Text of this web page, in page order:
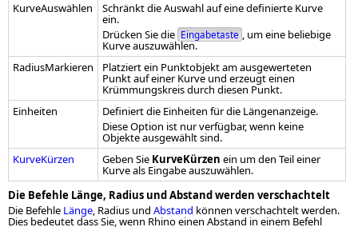
KurveAuswählen
Schränkt die Auswahl auf eine definierte Kurve
ein.
Drücken Sie die Eingabetaste , um eine beliebige
Kurve auszuwählen.
RadiusMarkieren
Platziert ein Punktobjekt am ausgewerteten
Punkt auf einer Kurve und erzeugt einen
Krümmungskreis durch diesen Punkt.
Einheiten
Definiert die Einheiten für die Längenanzeige.
Diese Option ist nur verfügbar, wenn keine
Objekte ausgewählt sind.
KurveKürzen
Geben Sie KurveKürzen ein um den Teil einer
Kurve als Eingabe auszuwählen.
Die Befehle Länge, Radius und Abstand werden verschachtelt
Die Befehle Länge, Radius und Abstand können verschachtelt werden.
Dies bedeutet dass Sie, wenn Rhino einen Abstand in einem Befehl